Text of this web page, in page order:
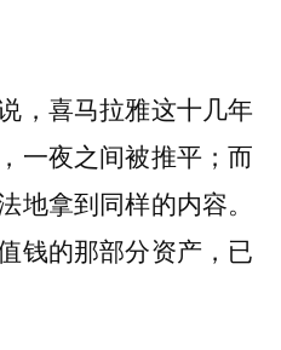
，喜马拉雅这十几年
一夜之间被推平；而
地拿到同样的内容。
钱的那部分资产，已